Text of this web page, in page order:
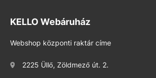
KELLO Webáruház
Webshop központi raktár címe
2225 Üllő, Zöldmező út. 2.